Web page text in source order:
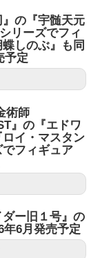
の『宇髄天元
リーズでフィ
しのぶ』も同
予定
術師
』の『エドワ
イ・マスタン
フィギュア
ー旧１号』の
年6月発売予定